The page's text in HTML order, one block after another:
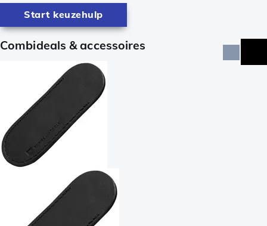
Start keuzehulp
Combideals & accessoires